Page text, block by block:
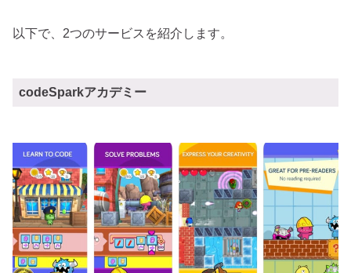
以下で、2つのサービスを紹介します。
codeSparkアカデミー